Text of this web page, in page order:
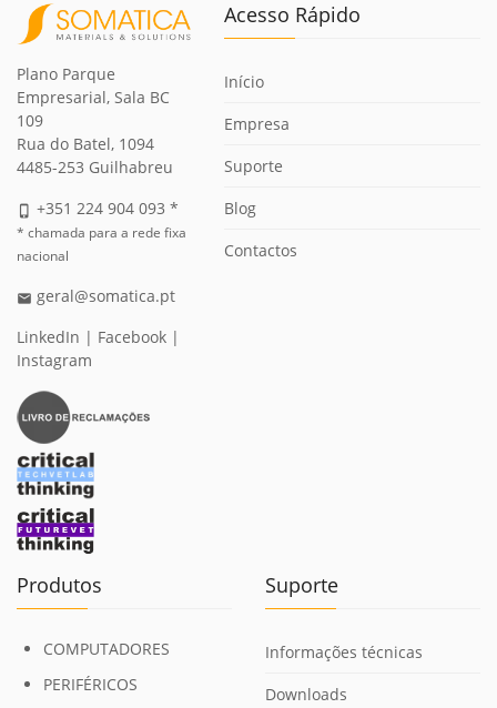
Plano Parque
Empresarial, Sala BC
109
Rua do Batel, 1094
4485-253 Guilhabreu
phone_iphone +351 224 904 093 *
* chamada para a rede fixa
nacional
email geral@somatica.pt
LinkedIn | Facebook |
Instagram
Acesso Rápido
Início
Empresa
Suporte
Blog
Contactos
Produtos
COMPUTADORES
PERIFÉRICOS
Suporte
Informações técnicas
Downloads